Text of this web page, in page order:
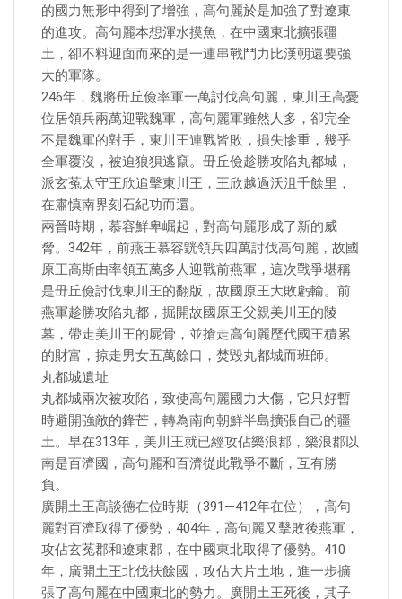
的國力無形中得到了增強，高句麗於是加強了對遼東
的進攻。高句麗本想渾水摸魚，在中國東北擴張疆
土，卻不料迎面而來的是一連串戰鬥力比漢朝還要強
大的軍隊。
246年，魏將毌丘儉率軍一萬討伐高句麗，東川王高憂
位居領兵兩萬迎戰魏軍，高句麗軍雖然人多，卻完全
不是魏軍的對手，東川王連戰皆敗，損失慘重，幾乎
全軍覆沒，被迫狼狽逃竄。毌丘儉趁勝攻陷丸都城，
派玄菟太守王欣追擊東川王，王欣越過沃沮千餘里，
在肅慎南界刻石紀功而還。
兩晉時期，慕容鮮卑崛起，對高句麗形成了新的威
脅。342年，前燕王慕容皝領兵四萬討伐高句麗，故國
原王高斯由率領五萬多人迎戰前燕軍，這次戰爭堪稱
是毌丘儉討伐東川王的翻版，故國原王大敗虧輸。前
燕軍趁勝攻陷丸都，掘開故國原王父親美川王的陵
墓，帶走美川王的屍骨，並搶走高句麗歷代國王積累
的財富，掠走男女五萬餘口，焚毀丸都城而班師。
丸都城遺址
丸都城兩次被攻陷，致使高句麗國力大傷，它只好暫
時避開強敵的鋒芒，轉為南向朝鮮半島擴張自己的疆
土。早在313年，美川王就已經攻佔樂浪郡，樂浪郡以
南是百濟國，高句麗和百濟從此戰爭不斷，互有勝
負。
廣開土王高談德在位時期（391—412年在位），高句
麗對百濟取得了優勢，404年，高句麗又擊敗後燕軍，
攻佔玄菟郡和遼東郡，在中國東北取得了優勢。410
年，廣開土王北伐扶餘國，攻佔大片土地，進一步擴
張了高句麗在中國東北的勢力。廣開土王死後，其子